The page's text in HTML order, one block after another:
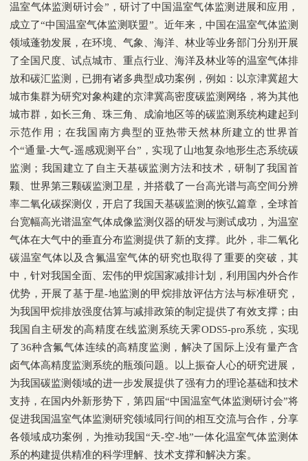
温室气体监测研讨会”，研讨了中国温室气体监测进展和应用，
成立了“中国温室气体监测联盟”。近年来，中国在温室气体监测
领域蓬勃发展，在环境、气象、海洋、林业等业务部门分别开展
了全国尺度、试点城市、重点行业、海洋及林业等的温室气体排
放和碳汇监测，已拥有诸多典型成功案例，例如：以京津冀超大
城市集群为研究对象构建的京津冀高密度碳监测网络，将为其他
城市群，如长三角、珠三角、成渝地区等的碳监测系统构建起到
示范作用；在我国南方典型的亚热带天然林所建立的世界首
个“通量-大气-遥感观测平台”，实现了山地复杂地形生态系统碳
监测；我国建立了自主天基碳监测方法和技术，研制了我国首
颗、世界第三颗碳监测卫星，并搭载了一台高光谱与高空间分辨
率二氧化碳探测仪，开启了我国天基碳监测的恢弘篇章，全球首
台宽幅高光谱温室气体成像监测仪器的研发与测试成功，为温室
气体在大气中的垂直分布监测提供了新的支撑。此外，非二氧化
碳温室气体以及含氟温室气体的研究也取得了重要的突破，其
中，针对我国全面、宏伟的甲烷国家减排计划，利用国内外合作
优势，开展了基于星-地监测的甲烷排放评估方法与标准研究，
为我国甲烷排放强度估算与减排政策的制定提供了有效支撑；由
我国自主研发的高精度在线监测系统天霁ODS5-pro系统，实现
了36种含氟气体连续的高精度监测，解决了国际上没有量产含
卤气体高精度监测系统的瓶颈问题。以上振奋人心的研究进展，
为我国碳监测领域的进一步发展提供了强有力的理论基础和技术
支持，在国内外新形势下，第四届“中国温室气体监测研讨会”将
促进我国温室气体监测研究领域同行间的相互交流与合作，分享
各领域成功案例，为推动我国“天-空-地”一体化温室气体监测体
系的构建提供精准的科学理解、技术支撑和解决方案。